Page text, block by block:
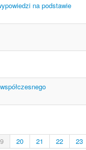
20 21 22 23
na podstawie